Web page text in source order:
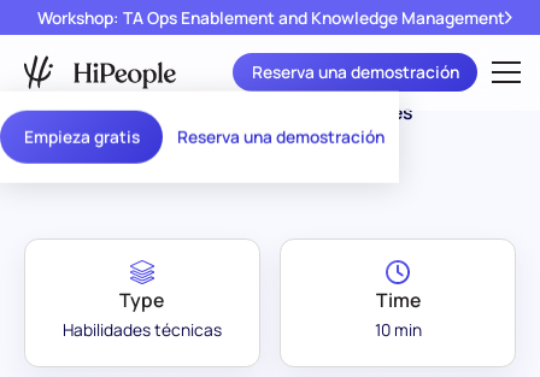
Empieza gratis Reserva una demostración
Workshop: TA Ops Enablement and Knowledge Management
Reserva una demostración
Assessment
Library
/
Gestión de Operaciones
Empresariales
Type
Habilidades técnicas
Time
10 min